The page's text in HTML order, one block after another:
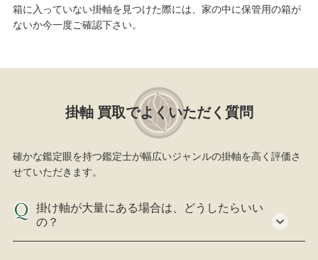
箱に入っていない掛軸を見つけた際には、家の中に保管用の箱が
ないか今一度ご確認下さい。
掛軸 買取でよくいただく質問
確かな鑑定眼を持つ鑑定士が幅広いジャンルの掛軸を高く評価さ
せていただきます。
掛け軸が大量にある場合は、どうしたらいい
の？